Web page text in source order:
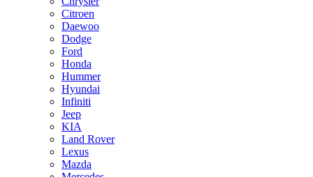
Citroen
Daewoo
Dodge
Ford
Honda
Hummer
Hyundai
Infiniti
Jeep
KIA
Land Rover
Lexus
Mazda